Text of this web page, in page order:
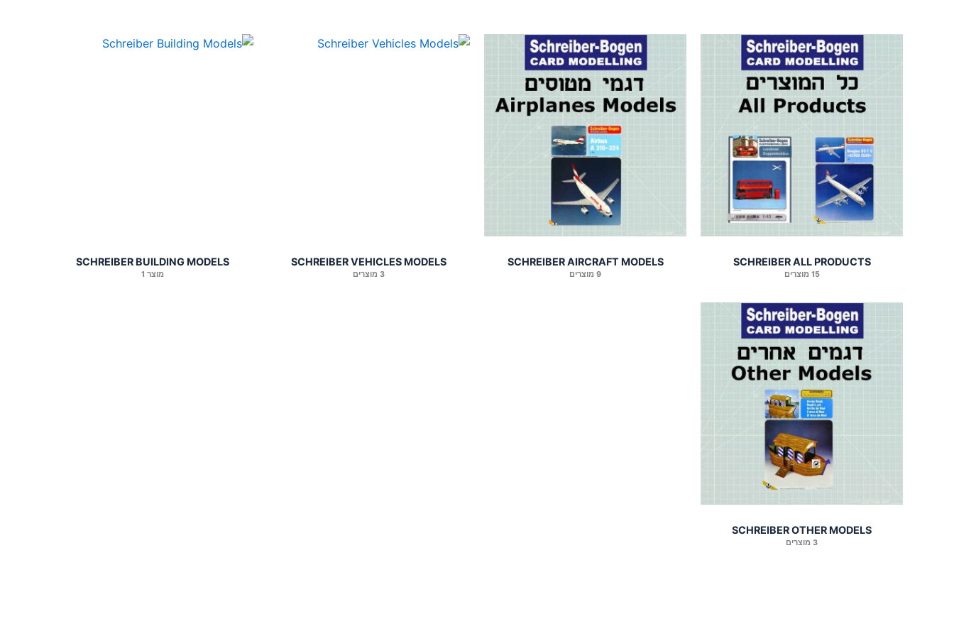
SCHREIBER ALL PRODUCTS
15 מוצרים
SCHREIBER AIRCRAFT MODELS
9 מוצרים
SCHREIBER VEHICLES MODELS
3 מוצרים
SCHREIBER BUILDING MODELS
מוצר 1
SCHREIBER OTHER MODELS
3 מוצרים